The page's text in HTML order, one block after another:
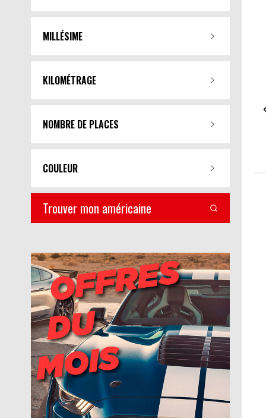
MILLÉSIME
KILOMÉTRAGE
NOMBRE DE PLACES
COULEUR
Trouver mon américaine